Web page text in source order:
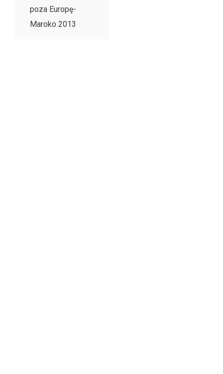
poza Europę-
Maroko 2013